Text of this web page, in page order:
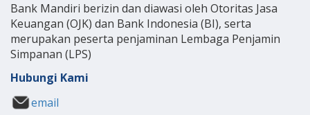
Bank Mandiri berizin dan diawasi oleh Otoritas Jasa
Keuangan (OJK) dan Bank Indonesia (BI), serta
merupakan peserta penjaminan Lembaga Penjamin
Simpanan (LPS)
Hubungi Kami
email